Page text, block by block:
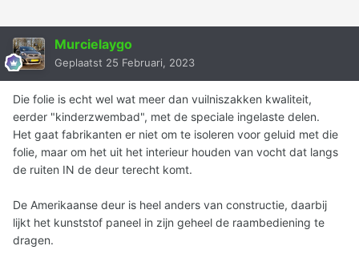
Murcielaygo
Geplaatst 25 Februari, 2023
Die folie is echt wel wat meer dan vuilniszakken kwaliteit,
eerder "kinderzwembad", met de speciale ingelaste delen.
Het gaat fabrikanten er niet om te isoleren voor geluid met die
folie, maar om het uit het interieur houden van vocht dat langs
de ruiten IN de deur terecht komt.
De Amerikaanse deur is heel anders van constructie, daarbij
lijkt het kunststof paneel in zijn geheel de raambediening te
dragen.